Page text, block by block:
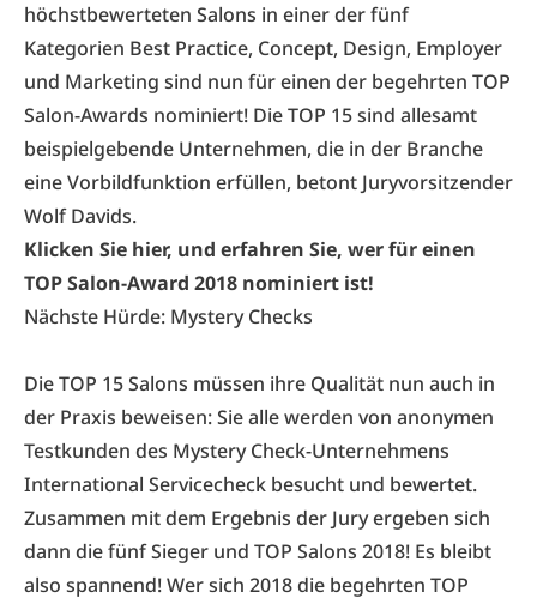
höchstbewerteten Salons in einer derfünf
Kategorien Best Practice, Concept, Design, Employer
und Marketing sind nun für einen der begehrten TOP
Salon-Awards nominiert! Die TOP 15 sind allesamt
beispielgebende Unternehmen, die in der Branche
eine Vorbildfunktion erfüllen, betont Juryvorsitzender
Wolf Davids.
Klicken Sie hier, und erfahren Sie, wer für einen
TOP Salon-Award 2018 nominiert ist!
Nächste Hürde: Mystery Checks
Die TOP 15 Salons müssen ihre Qualität nun auch in
der Praxis beweisen: Sie alle werden von anonymen
Testkunden des Mystery Check-Unternehmens
International Servicecheck besucht und bewertet.
Zusammen mit dem Ergebnis der Jury ergeben sich
dann die fünf Sieger und TOP Salons 2018! Es bleibt
also spannend! Wer sich 2018 die begehrten TOP